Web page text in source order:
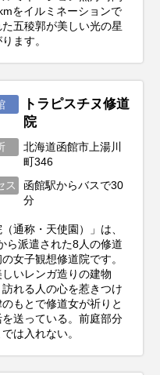
をイルミネーションで
五稜郭が美しい光の星
ます。
トラピスチヌ修道
院
北海道函館市上湯川
町346
ス
函館駅からバスで30
分
通称・天使園）」は、
ら派遣された8人の修道
女子観想修道院です。
いレンガ造りの建物
れる人の心を惹きつけ
もとで修道女が祈りと
送っている。前庭部分
は入れない。